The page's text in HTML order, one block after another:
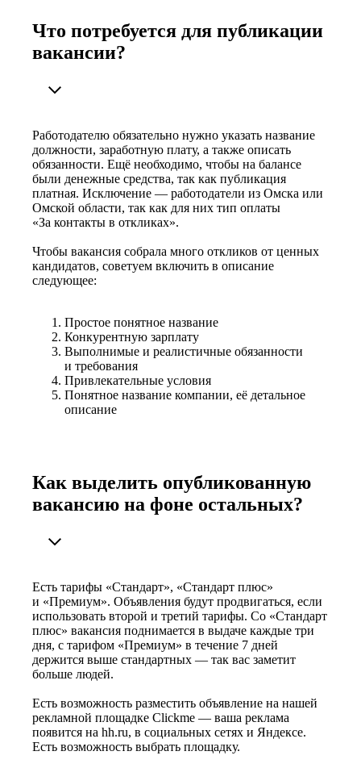
Что потребуется для публикации
вакансии?
Работодателю обязательно нужно указать название
должности, заработную плату, а также описать
обязанности. Ещё необходимо, чтобы на балансе
были денежные средства, так как публикация
платная. Исключение — работодатели из Омска или
Омской области, так как для них тип оплаты
«За контакты в откликах».
Чтобы вакансия собрала много откликов от ценных
кандидатов, советуем включить в описание
следующее:
Простое понятное название
Конкурентную зарплату
Выполнимые и реалистичные обязанности
и требования
Привлекательные условия
Понятное название компании, её детальное
описание
Как выделить опубликованную
вакансию на фоне остальных?
Есть тарифы «Стандарт», «Стандарт плюс»
и «Премиум». Объявления будут продвигаться, если
использовать второй и третий тарифы. Со «Стандарт
плюс» вакансия поднимается в выдаче каждые три
дня, с тарифом «Премиум» в течение 7 дней
держится выше стандартных — так вас заметит
больше людей.
Есть возможность разместить объявление на нашей
рекламной площадке Clickme — ваша реклама
появится на hh.ru, в социальных сетях и Яндексе.
Есть возможность выбрать площадку.